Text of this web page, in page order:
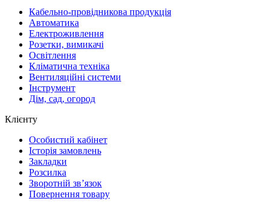
Кабельно-провідникова продукція
Автоматика
Електроживлення
Розетки, вимикачі
Освітлення
Кліматична техніка
Вентиляційні системи
Інструмент
Дім, сад, огород
Клієнту
Особистий кабінет
Історія замовлень
Закладки
Розсилка
Зворотній зв’язок
Повернення товару